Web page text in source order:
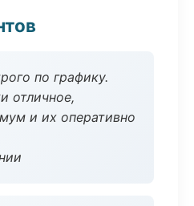
по графику.
отличное,
и их оперативно